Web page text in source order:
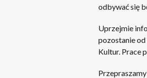
odbywać się
Uprzejmie
pozostanie
Kultur. Prace